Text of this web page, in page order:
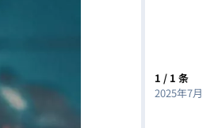
1 / 1 条
2025年7月